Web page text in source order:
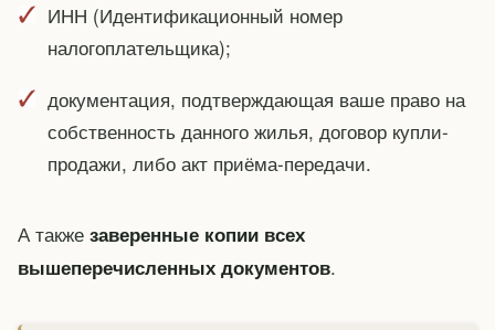
ИНН (Идентификационный номер
налогоплательщика);
документация, подтверждающая ваше право на
собственность данного жилья, договор купли-
продажи, либо акт приёма-передачи.
А также заверенные копии всех
вышеперечисленных документов.